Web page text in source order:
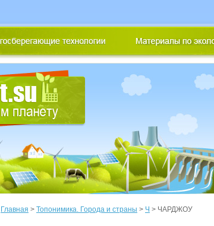
Главная > Топонимика. Города и страны > Ч > ЧАРДЖОУ